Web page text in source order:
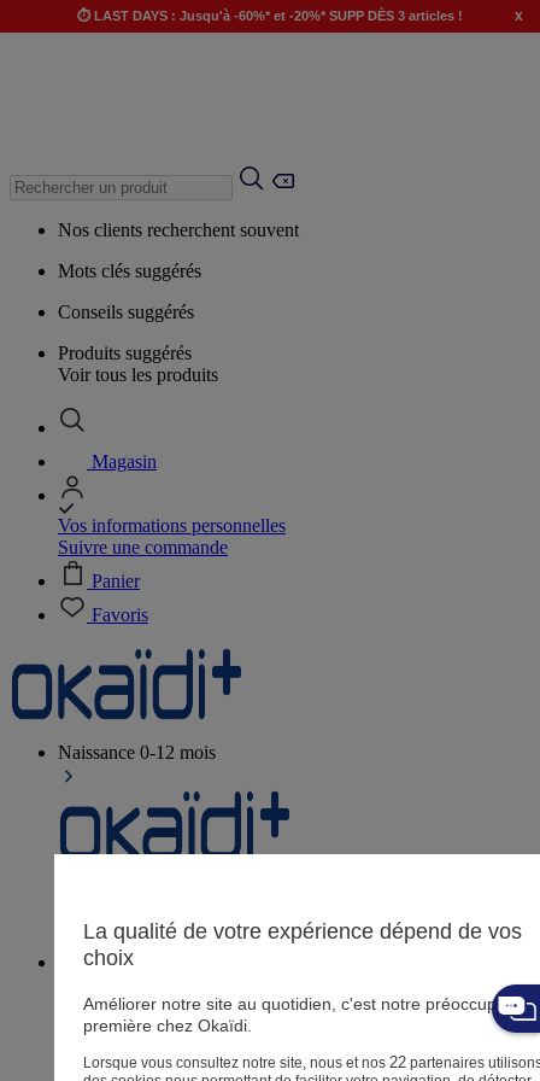
⏱️ LAST DAYS : Jusqu'à -60%* et -20%* SUPP DÈS 3 articles ! x
Nos clients recherchent souvent
Mots clés suggérés
Conseils suggérés
Produits suggérés
Voir tous les produits
Magasin
Vos informations personnelles
Suivre une commande
Panier
Favoris
Naissance 0-12 mois
Livraison
Retour
Bébé fille3 mois - 5 ans
La qualité de votre expérience dépend de vos
choix
Améliorer notre site au quotidien, c'est notre préoccupation
première chez Okaïdi.
Lorsque vous consultez notre site, nous et nos 22partenaires